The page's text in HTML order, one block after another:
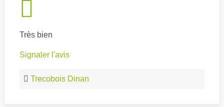
Très bien
Signaler l'avis
Trecobois Dinan